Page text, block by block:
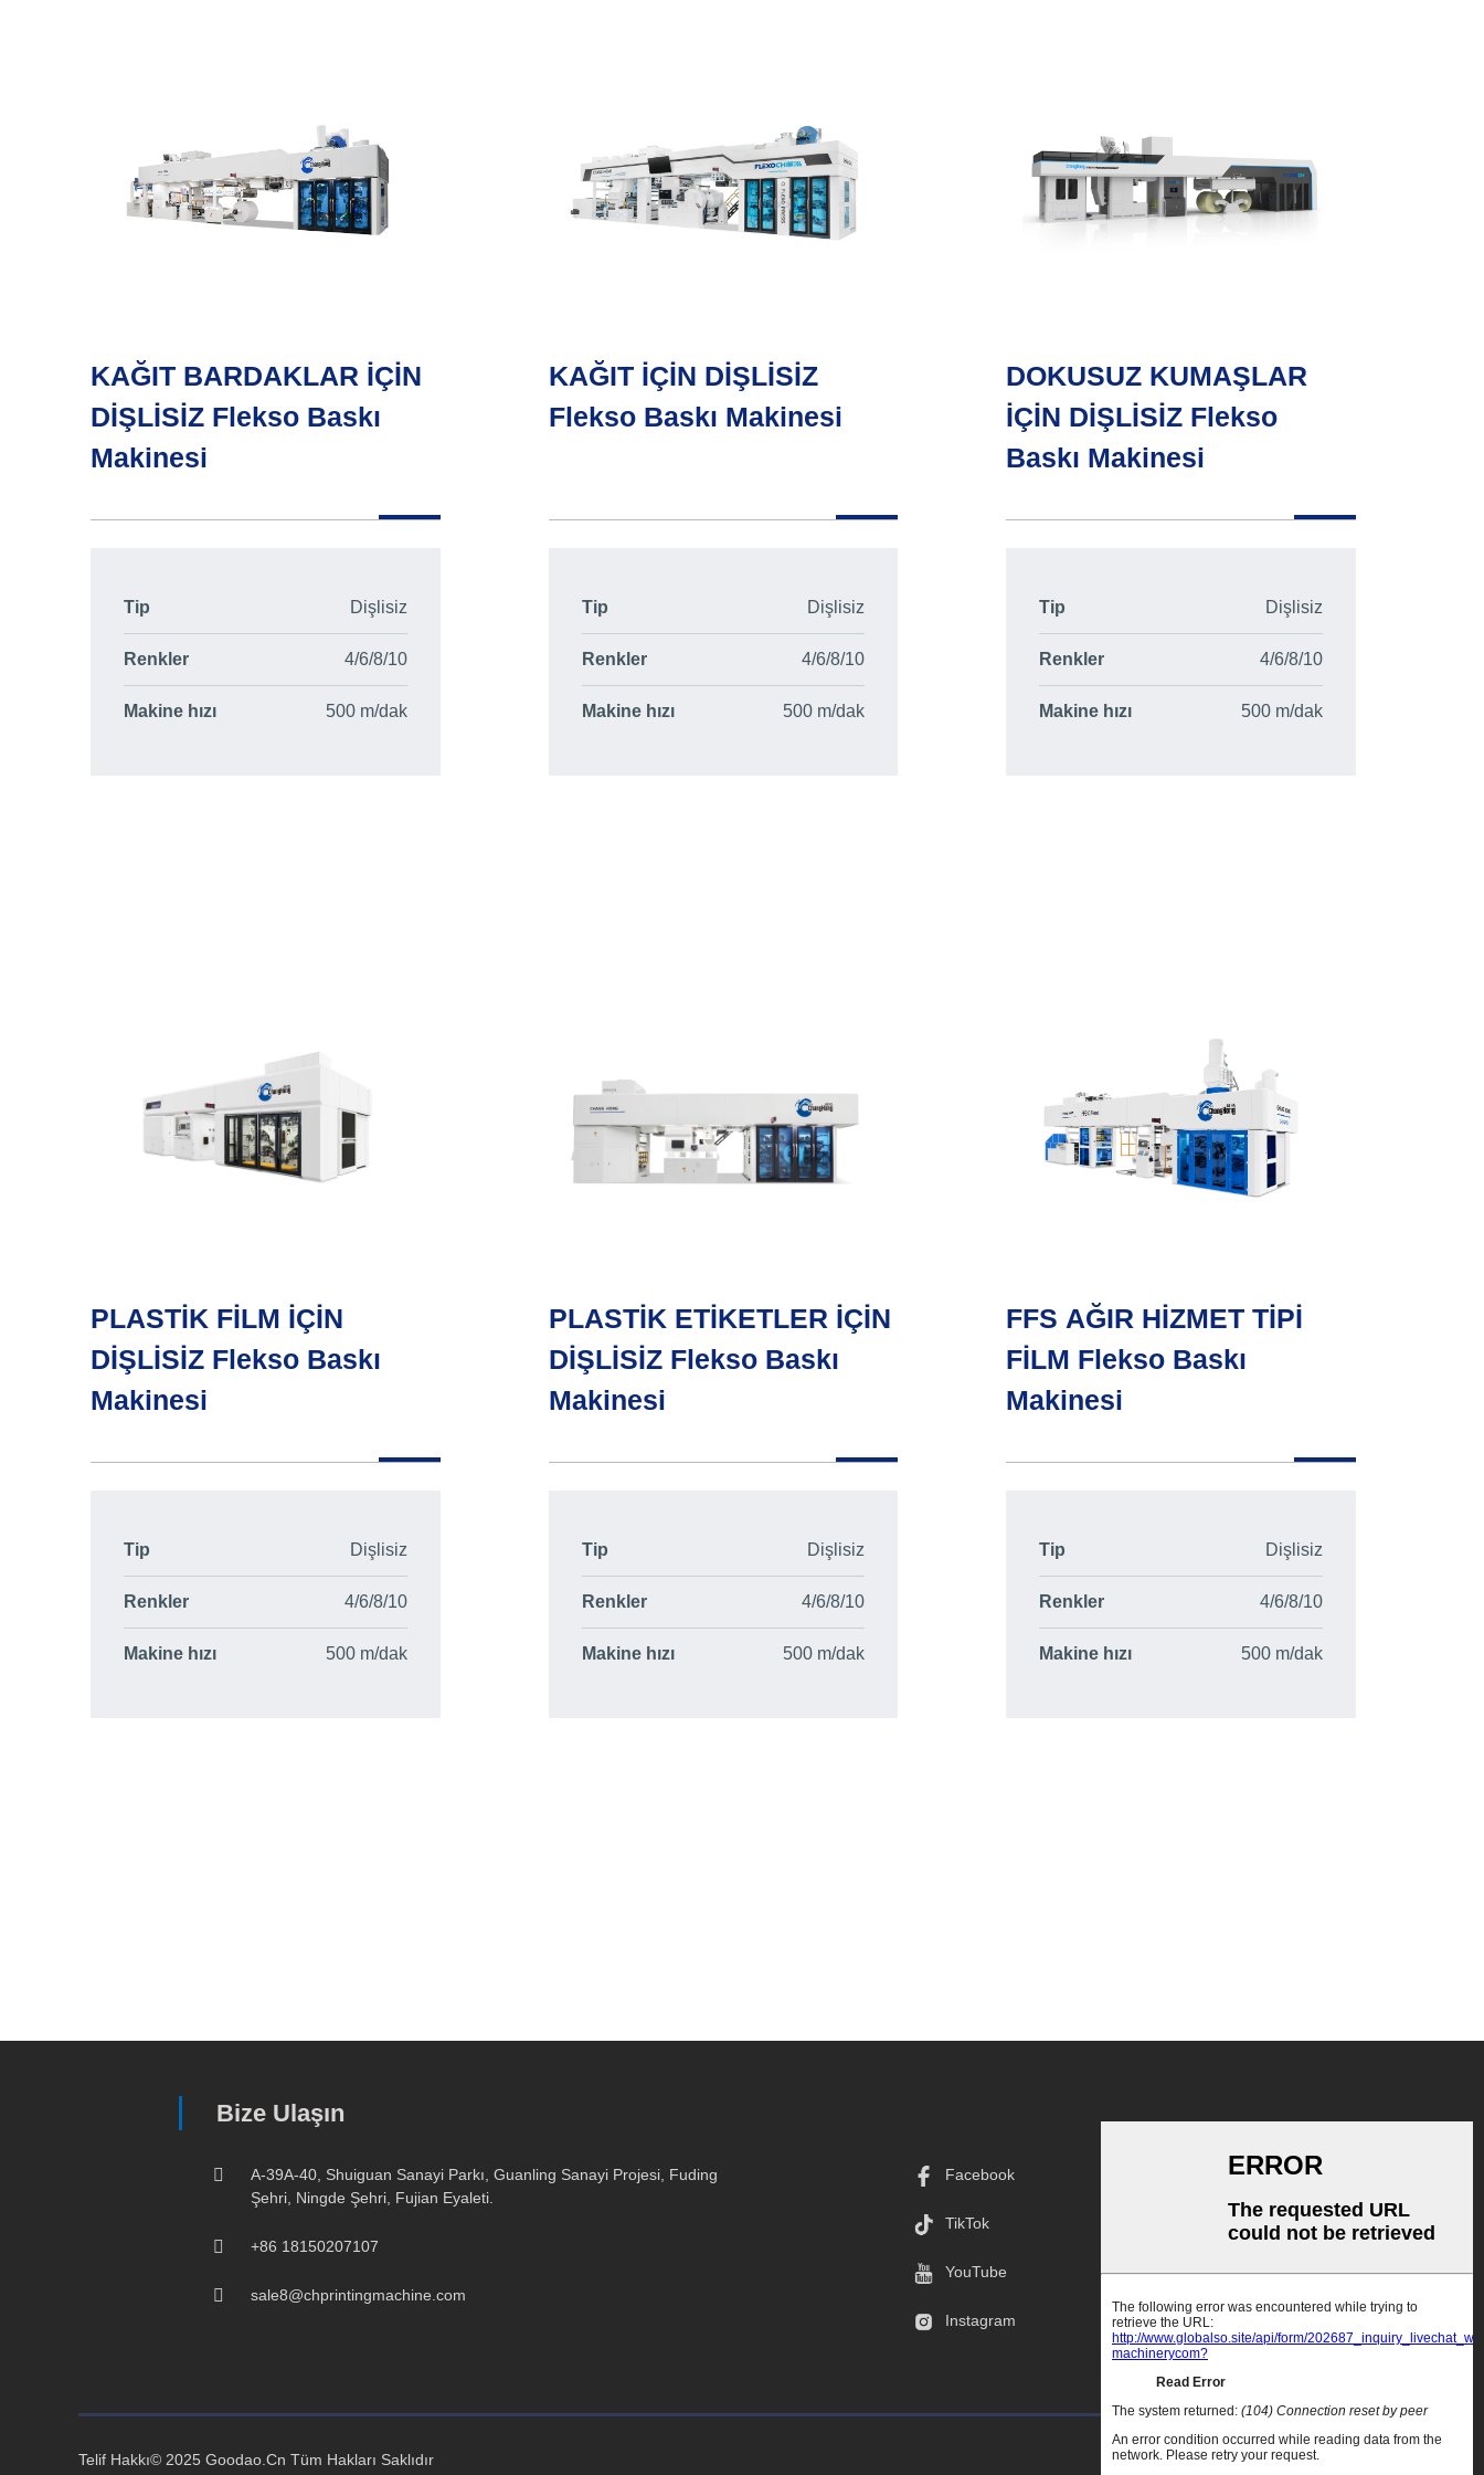
KAĞIT BARDAKLAR İÇİN
DİŞLİSİZ Flekso Baskı
Makinesi
Tip Dişlisiz
Renkler 4/6/8/10
Makine hızı 500 m/dak
KAĞIT İÇİN DİŞLİSİZ
Flekso Baskı Makinesi
Tip Dişlisiz
Renkler 4/6/8/10
Makine hızı 500 m/dak
DOKUSUZ KUMAŞLAR
İÇİN DİŞLİSİZ Flekso
Baskı Makinesi
Tip Dişlisiz
Renkler 4/6/8/10
Makine hızı 500 m/dak
PLASTİK FİLM İÇİN
DİŞLİSİZ Flekso Baskı
Makinesi
Tip Dişlisiz
Renkler 4/6/8/10
Makine hızı 500 m/dak
PLASTİK ETİKETLER İÇİN
DİŞLİSİZ Flekso Baskı
Makinesi
Tip Dişlisiz
Renkler 4/6/8/10
Makine hızı 500 m/dak
FFS AĞIR HİZMET TİPİ
FİLM Flekso Baskı
Makinesi
Tip Dişlisiz
Renkler 4/6/8/10
Makine hızı 500 m/dak
Bize Ulaşın
A-39A-40, Shuiguan Sanayi Parkı, Guanling Sanayi Projesi, Fuding
Şehri, Ningde Şehri, Fujian Eyaleti.
+86 18150207107
sale8@chprintingmachine.com
Facebook
TikTok
YouTube
Instagram
Telif Hakkı© 2025 Goodao.Cn Tüm Hakları Saklıdır